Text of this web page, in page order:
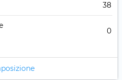
38
0